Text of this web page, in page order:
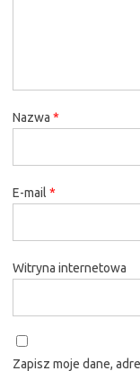
Nazwa *
E-mail *
Witryna internetowa
Zapisz moje dane,